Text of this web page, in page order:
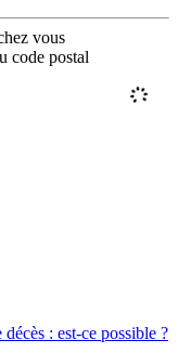
vous
code postal
: est-ce possible ?